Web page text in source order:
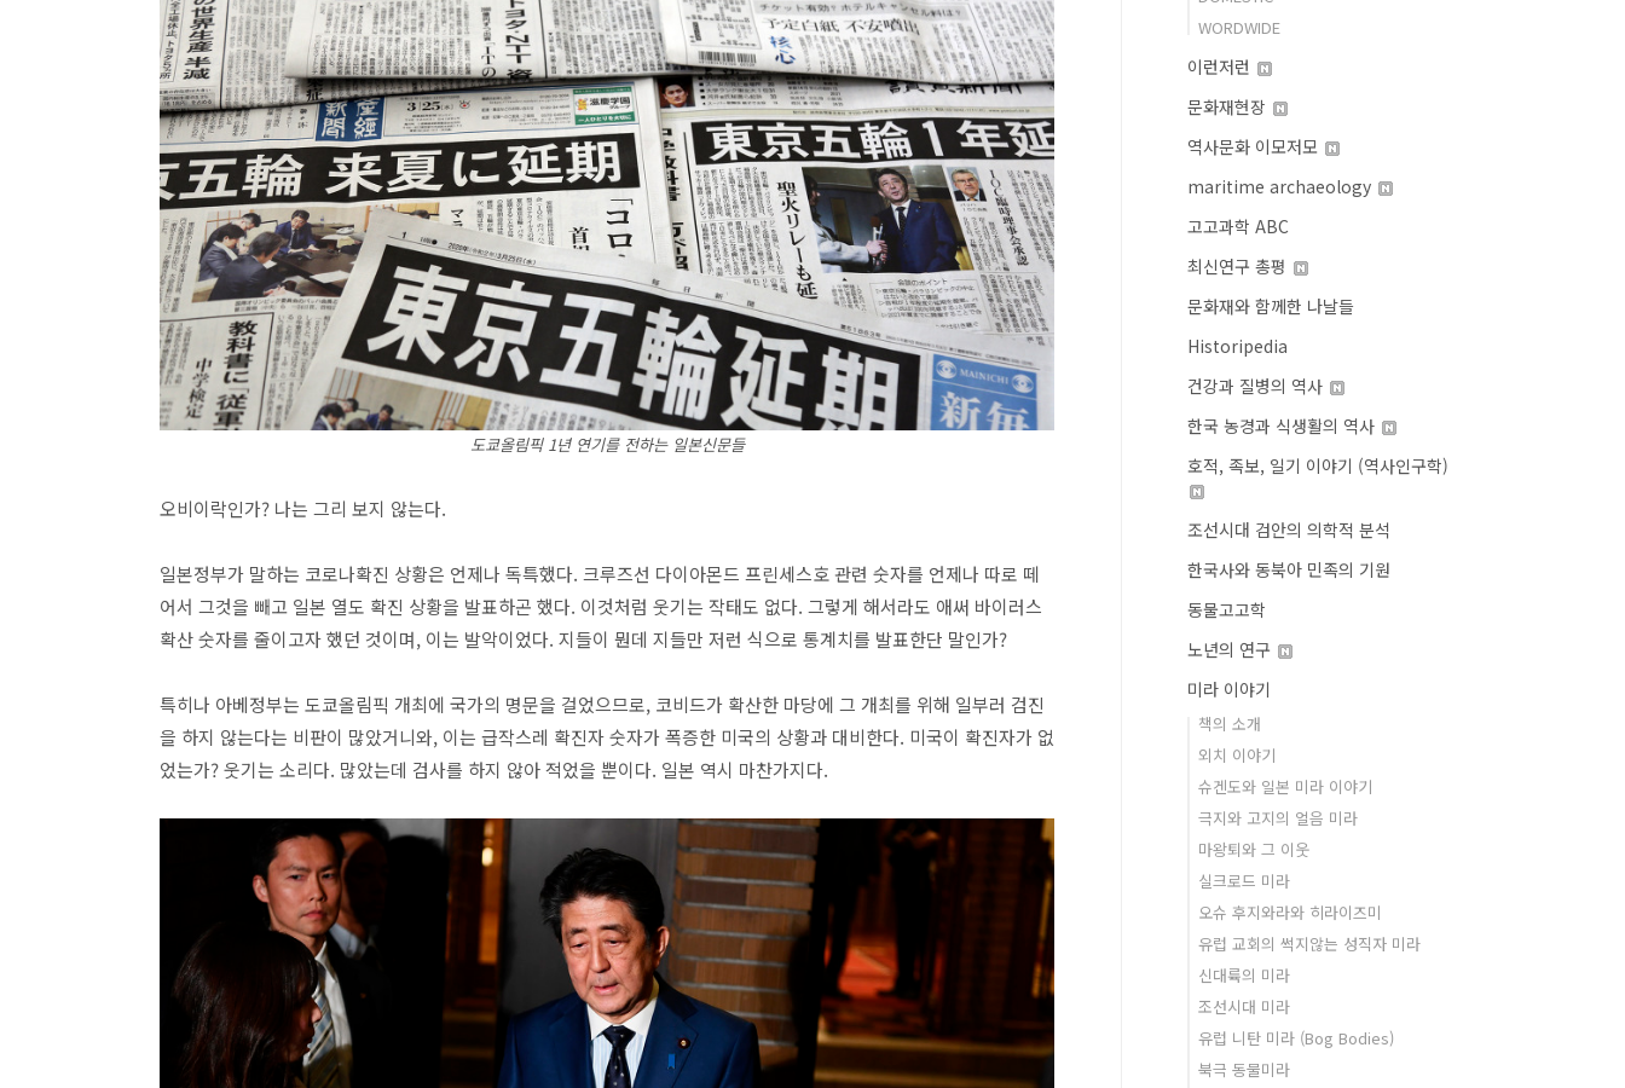
도쿄올림픽 1년 연기를 전하는 일본신문들
오비이락인가? 나는 그리 보지 않는다.
일본정부가 말하는 코로나확진 상황은 언제나 독특했다. 크루즈선 다이아몬드 프린세스호 관련 숫자를 언제나 따로 떼
어서 그것을 빼고 일본 열도 확진 상황을 발표하곤 했다. 이것처럼 웃기는 작태도 없다. 그렇게 해서라도 애써 바이러스
확산 숫자를 줄이고자 했던 것이며, 이는 발악이었다. 지들이 뭔데 지들만 저런 식으로 통계치를 발표한단 말인가?
특히나 아베정부는 도쿄올림픽 개최에 국가의 명문을 걸었으므로, 코비드가 확산한 마당에 그 개최를 위해 일부러 검진
을 하지 않는다는 비판이 많았거니와, 이는 급작스레 확진자 숫자가 폭증한 미국의 상황과 대비한다. 미국이 확진자가 없
었는가? 웃기는 소리다. 많았는데 검사를 하지 않아 적었을 뿐이다. 일본 역시 마찬가지다.
WORDWIDE
이런저런
문화재현장
역사문화 이모저모
maritime archaeology
고고과학 ABC
최신연구 총평
문화재와 함께한 나날들
Historipedia
건강과 질병의 역사
한국 농경과 식생활의 역사
호적, 족보, 일기 이야기 (역사인구학)
조선시대 검안의 의학적 분석
한국사와 동북아 민족의 기원
동물고고학
노년의 연구
미라 이야기
책의 소개
외치 이야기
슈겐도와 일본 미라 이야기
극지와 고지의 얼음 미라
마왕퇴와 그 이웃
실크로드 미라
오슈 후지와라와 히라이즈미
유럽 교회의 썩지않는 성직자 미라
신대륙의 미라
조선시대 미라
유럽 니탄 미라 (Bog Bodies)
북극 동물미라